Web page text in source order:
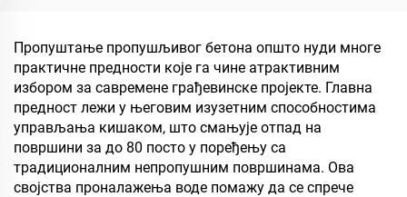
као што су чај, кафа,
ореви, чоколаде, пецири
и зачини
Пропуштање пропушљивог бетона општо нуди многе
практичне предности које га чине атрактивним
избором за савремене грађевинске пројекте. Главна
предност лежи у његовим изузетним способностима
управљања кишаком, што смањује отпад на
површини за до 80 посто у поређењу са
традиционалним непропушним површинама. Ова
својства проналажења воде помажу да се спрече